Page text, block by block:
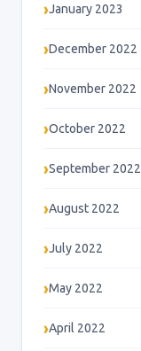
January 2023
December 2022
November 2022
October 2022
September 2022
August 2022
July 2022
May 2022
April 2022